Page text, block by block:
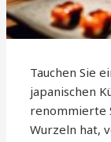
Tauchen Sie
japanischen
renommierte
Wurzeln hat,